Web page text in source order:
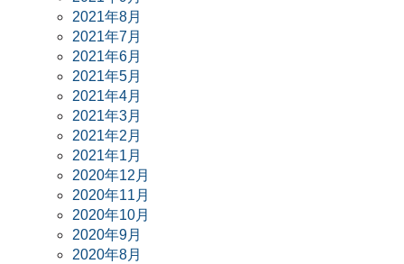
2021年8月
2021年7月
2021年6月
2021年5月
2021年4月
2021年3月
2021年2月
2021年1月
2020年12月
2020年11月
2020年10月
2020年9月
2020年8月